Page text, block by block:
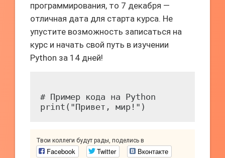
программирования, то 7 декабря —
отличная дата для старта курса. Не
упустите возможность записаться на
курс и начать свой путь в изучении
Python за 14 дней!
# Пример кода на Python
Твои коллеги будут рады, поделись в
Facebook Twitter Вконтакте